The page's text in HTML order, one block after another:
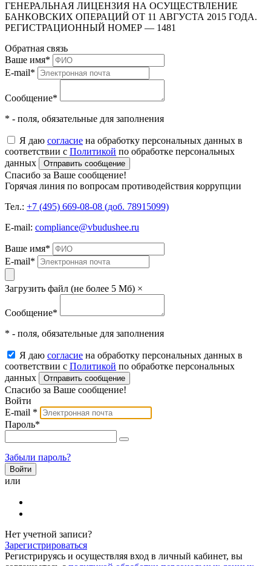
ГЕНЕРАЛЬНАЯ ЛИЦЕНЗИЯ НА ОСУЩЕСТВЛЕНИЕ
БАНКОВСКИХ ОПЕРАЦИЙ ОТ 11 АВГУСТА 2015 ГОДА.
РЕГИСТРАЦИОННЫЙ НОМЕР — 1481
Обратная связь
Ваше имя*
E-mail*
Сообщение*
* - поля, обязательные для заполнения
Я даю согласие на обработку персональных данных в
соответствии с Политикой по обработке персональных
данных
Отправить сообщение
Спасибо за Ваше сообщение!
Горячая линия по вопросам противодействия коррупции
Тел.: +7 (495) 669-08-08 (доб. 78915099)
E-mail: compliance@vbudushee.ru
Ваше имя*
E-mail*
Загрузить файл (не более 5 Мб) ×
Сообщение*
* - поля, обязательные для заполнения
Я даю согласие на обработку персональных данных в
соответствии с Политикой по обработке персональных
данных
Отправить сообщение
Спасибо за Ваше сообщение!
Войти
E-mail *
Пароль*
Забыли пароль?
или
Нет учетной записи?
Зарегистрироваться
Регистрируясь и осуществляя вход в личный кабинет, вы